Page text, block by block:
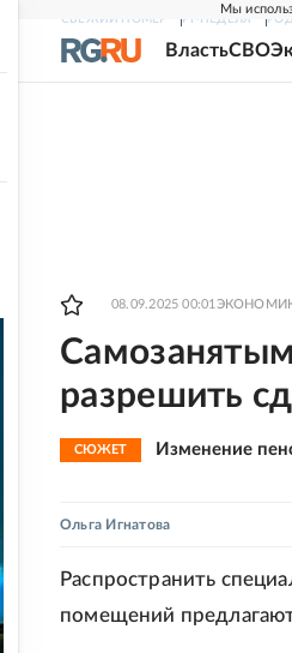
Мы
СВЕЖИЙ НОМЕР РГ-НЕДЕЛЯ
ВластьСВО
08.09.2025 00:01
разрешить
СЮЖЕТ Изменение
Ольга Игнатова
Распространить
помещений